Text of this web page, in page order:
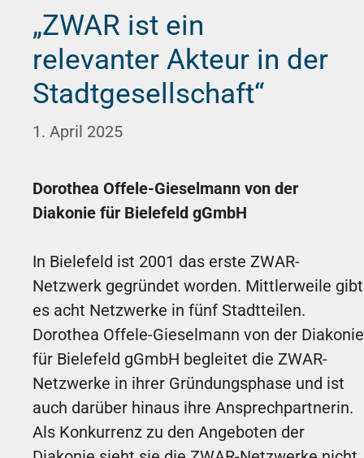
„ZWAR ist ein
relevanter Akteur in der
Stadtgesellschaft“
1. April 2025
Dorothea Offele-Gieselmann von der
Diakonie für Bielefeld gGmbH
In Bielefeld ist 2001 das erste ZWAR-
Netzwerk gegründet worden. Mittlerweile gibt
es acht Netzwerke in fünf Stadtteilen.
Dorothea Offele-Gieselmann von der Diakonie
für Bielefeld gGmbH begleitet die ZWAR-
Netzwerke in ihrer Gründungsphase und ist
auch darüber hinaus ihre Ansprechpartnerin.
Als Konkurrenz zu den Angeboten der